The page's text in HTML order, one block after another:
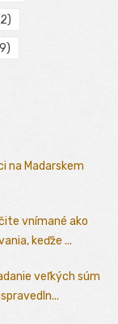
na Madarskem
vnímané ako
keďže ...
veľkých súm